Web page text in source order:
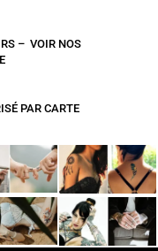
– VOIR NOS
PAR CARTE